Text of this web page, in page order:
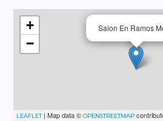
Salon En Ramos
+
−
LEAFLET| Map data ©OPENSTREETMAP